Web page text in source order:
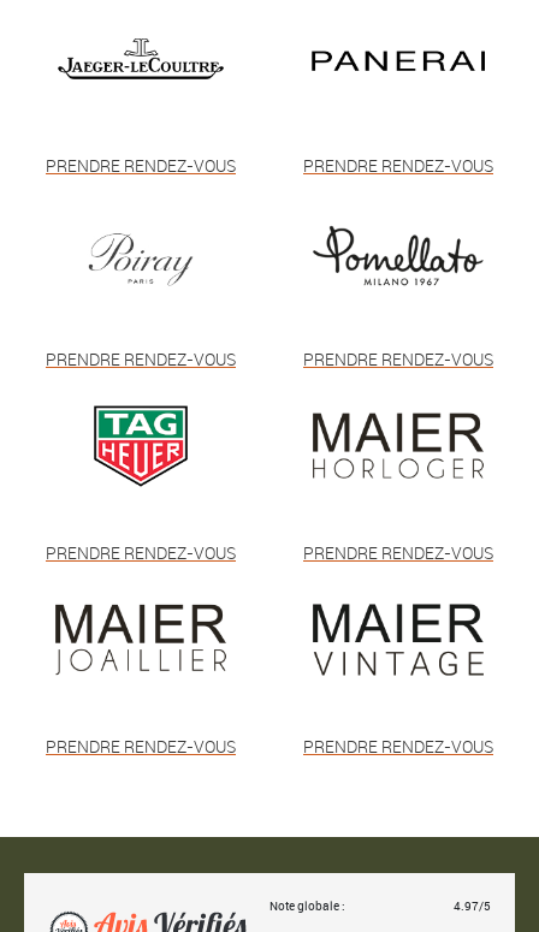
PRENDRE RENDEZ-VOUS PRENDRE RENDEZ-VOUS
PRENDRE RENDEZ-VOUS PRENDRE RENDEZ-VOUS
PRENDRE RENDEZ-VOUS PRENDRE RENDEZ-VOUS
PRENDRE RENDEZ-VOUS PRENDRE RENDEZ-VOUS
Note globale : 4.97/5